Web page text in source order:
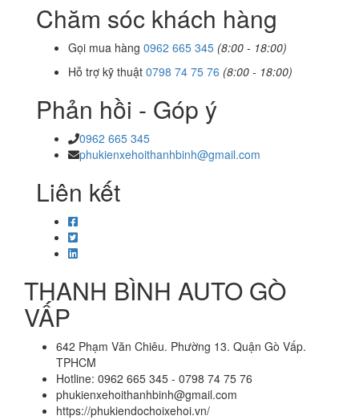
Chăm sóc khách hàng
Gọi mua hàng 0962 665 345 (8:00 - 18:00)
Hỗ trợ kỹ thuật 0798 74 75 76 (8:00 - 18:00)
Phản hồi - Góp ý
0962 665 345
phukienxehoithanhbinh@gmail.com
Liên kết
THANH BÌNH AUTO GÒ
VẤP
642 Phạm Văn Chiêu. Phường 13. Quận Gò Vấp.
TPHCM
Hotline: 0962 665 345 - 0798 74 75 76
phukienxehoithanhbinh@gmail.com
https://phukiendochoixehoi.vn/